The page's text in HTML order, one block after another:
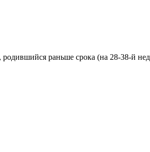
раньше срока (на 28-38-й